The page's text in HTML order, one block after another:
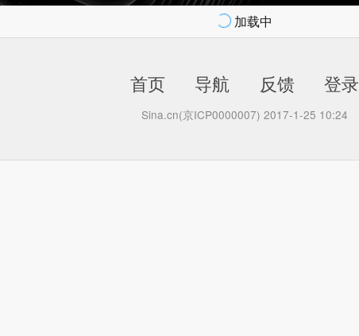
加载中
首页 导航 反馈 登录
Sina.cn(京ICP0000007) 2017-1-25 10:24